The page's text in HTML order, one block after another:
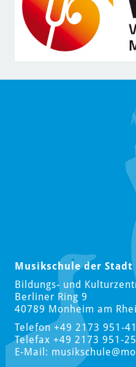
Musikschule der Stadt
Bildungs- und
Berliner Ring 9
40789 Monheim am
Telefon +49 2173 951-
Telefax +49 2173 951-
E-Mail: musikschule